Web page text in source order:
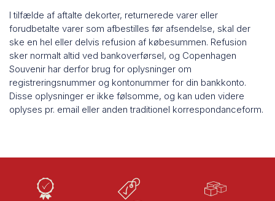
I tilfælde af aftalte dekorter, returnerede varer eller
forudbetalte varer som afbestilles før afsendelse, skal der
ske en hel eller delvis refusion af købesummen. Refusion
sker normalt altid ved bankoverførsel, og Copenhagen
Souvenir har derfor brug for oplysninger om
registreringsnummer og kontonummer for din bankkonto.
Disse oplysninger er ikke følsomme, og kan uden videre
oplyses pr. email eller anden traditionel korrespondanceform.